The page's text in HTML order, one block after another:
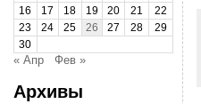
16
17 18 19 20 21
22
23
24 25 26 27 28
29
30
« Апр Фев »
Архивы